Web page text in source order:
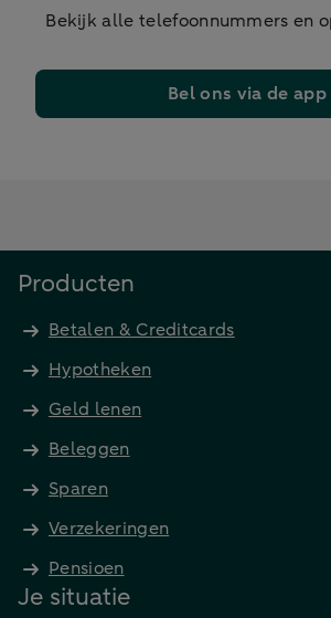
Bekijk alle telefoonnummers en
Bel ons via de app
Producten
Betalen & Creditcards
Hypotheken
Geld lenen
Beleggen
Sparen
Verzekeringen
Pensioen
Je situatie